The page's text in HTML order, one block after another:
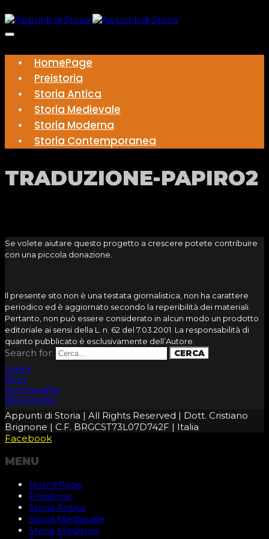
HomePage
Preistoria
Storia Antica
Storia Medievale
Storia Moderna
Storia Contemporanea
TRADUZIONE-PAPIRO2
Se volete aiutare questo progetto a crescere potete contribuire
con una piccola donazione.
Il presente sito non è una testata giornalistica, non ha carattere
periodico ed è aggiornato secondo la reperibilità dei materiali.
Pertanto, non può essere considerato in alcun modo un prodotto
editoriale ai sensi della L. n. 62 del 7.03.2001. La responsabilità di
quanto pubblicato è esclusivamente dell’Autore.
Search for:
Video
Blog
Demografia
Bibliografia
Appunti di Storia | All Rights Reserved | Dott. Cristiano
Brignone | C.F. BRGCST73L07D742F | Italia
Facebook
MENU
HomePage
Preistoria
Storia Antica
Storia Medievale
Storia Moderna